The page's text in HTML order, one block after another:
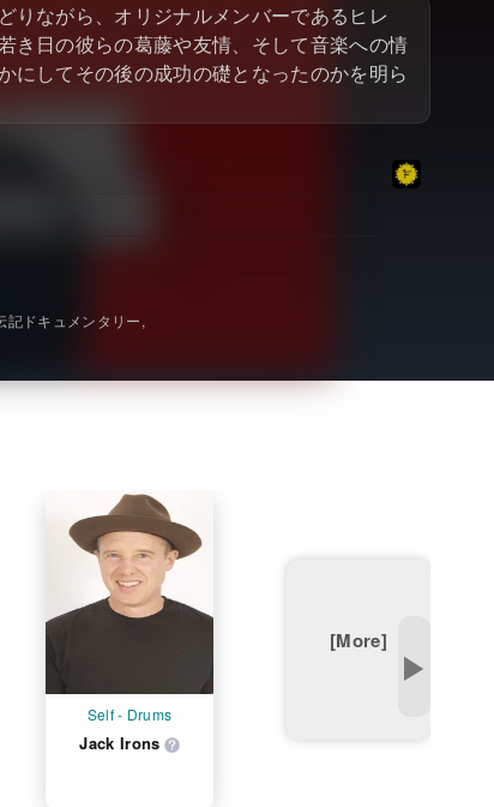
その他の国のTV番組
その他の国の映画
Netflix 高い評価の海外作品
Netflixオリジナル作品
りながら、オリジナルメンバーであるヒレ
き日の彼らの葛藤や友情、そして音楽への情
にしてその後の成功の礎となったのかを明ら
▶
Self - Drums
Jack Irons
[More]
記ドキュメンタリー